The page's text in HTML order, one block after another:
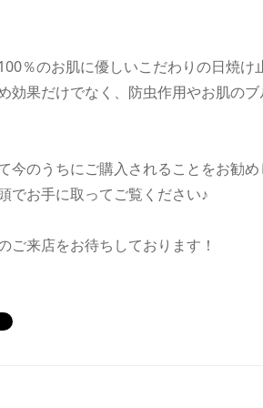
％のお肌に優しいこだわりの日焼け
効果だけでなく、防虫作用やお肌の
今のうちにご購入されることをお勧め
でお手に取ってご覧ください♪
ご来店をお待ちしております！